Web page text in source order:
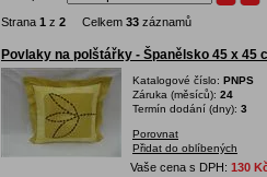
Strana 1 z 2 Celkem 33 záznamů
Povlaky na polštářky - Španělsko 45 x 45
Katalogové číslo: PNPS
Záruka (měsíců): 24
Termín dodání (dny): 3
Porovnat
Přidat do oblíbených
Vaše cena s DPH: 130